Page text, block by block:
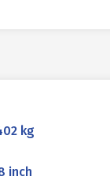
kg
inch